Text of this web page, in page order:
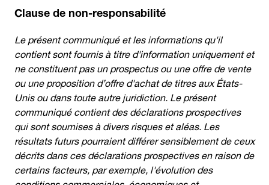
Clause de non-responsabilité
Le présent communiqué et les informations qu'il
contient sont fournis à titre d'information uniquement et
ne constituent pas un prospectus ou une offre de vente
ou une proposition d’offre d'achat de titres aux États-
Unis ou dans toute autre juridiction. Le présent
communiqué contient des déclarations prospectives
qui sont soumises à divers risques et aléas. Les
résultats futurs pourraient différer sensiblement de ceux
décrits dans ces déclarations prospectives en raison de
certains facteurs, par exemple, l'évolution des